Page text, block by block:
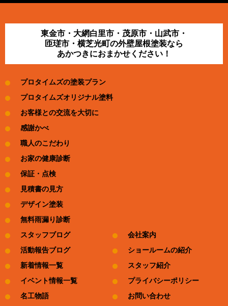
東金市・大網白里市・茂原市・山武市・
匝瑳市・横芝光町の外壁屋根塗装なら
あかつきにおまかせください！
プロタイムズの塗装プラン
プロタイムズオリジナル塗料
お客様との交流を大切に
感謝かべ
職人のこだわり
お家の健康診断
保証・点検
見積書の見方
デザイン塗装
無料雨漏り診断
スタッフブログ
活動報告ブログ
新着情報一覧
イベント情報一覧
名工物語
会社案内
ショールームの紹介
スタッフ紹介
プライバシーポリシー
お問い合わせ